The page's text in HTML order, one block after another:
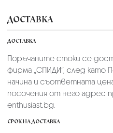
ДОСТАВКА
ДОСТАВКА
Поръчаните стоки се
фирмa „СПИДИ“, след като
начина и съответната
посочения от него адрес
enthusiast.bg.
СРОК НА ДОСТАВКА